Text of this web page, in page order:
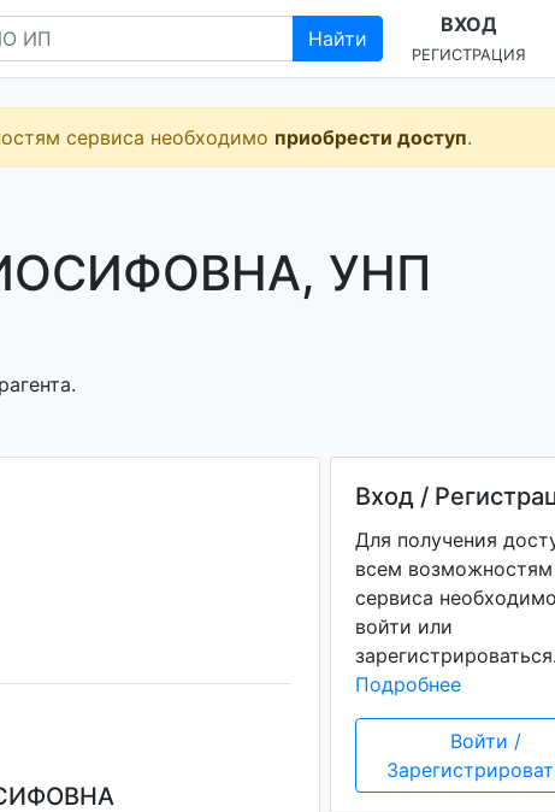
Найти
ВХОД
РЕГИСТРАЦИЯ
сервиса необходимо приобрести доступ.
УНП
Вход /
Для получения
всем возможностям
сервиса
войти или
Подробнее
Войти /